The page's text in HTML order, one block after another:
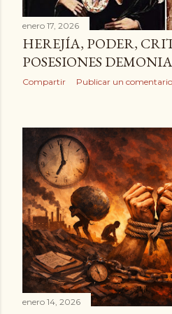
enero 17, 2026
HEREJÍA, PODER,
POSESIONES
Compartir Publicar un comentario
enero 14, 2026